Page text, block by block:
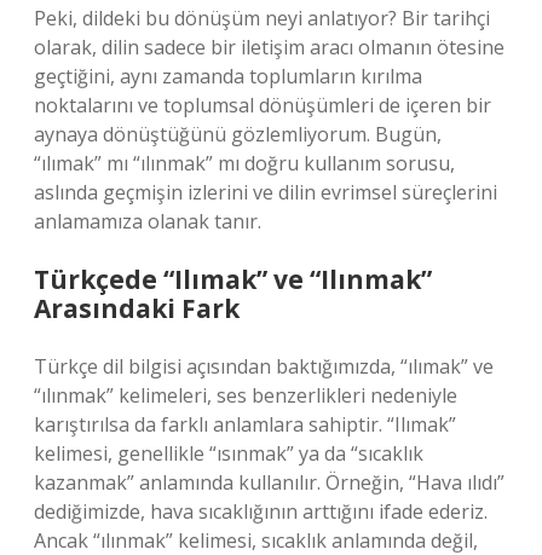
Peki, dildeki bu dönüşüm neyi anlatıyor? Bir tarihçi
olarak, dilin sadece bir iletişim aracı olmanın ötesine
geçtiğini, aynı zamanda toplumların kırılma
noktalarını ve toplumsal dönüşümleri de içeren bir
aynaya dönüştüğünü gözlemliyorum. Bugün,
“ılımak” mı “ılınmak” mı doğru kullanım sorusu,
aslında geçmişin izlerini ve dilin evrimsel süreçlerini
anlamamıza olanak tanır.
Türkçede “Ilımak” ve “Ilınmak”
Arasındaki Fark
Türkçe dil bilgisi açısından baktığımızda, “ılımak” ve
“ılınmak” kelimeleri, ses benzerlikleri nedeniyle
karıştırılsa da farklı anlamlara sahiptir. “Ilımak”
kelimesi, genellikle “ısınmak” ya da “sıcaklık
kazanmak” anlamında kullanılır. Örneğin, “Hava ılıdı”
dediğimizde, hava sıcaklığının arttığını ifade ederiz.
Ancak “ılınmak” kelimesi, sıcaklık anlamında değil,